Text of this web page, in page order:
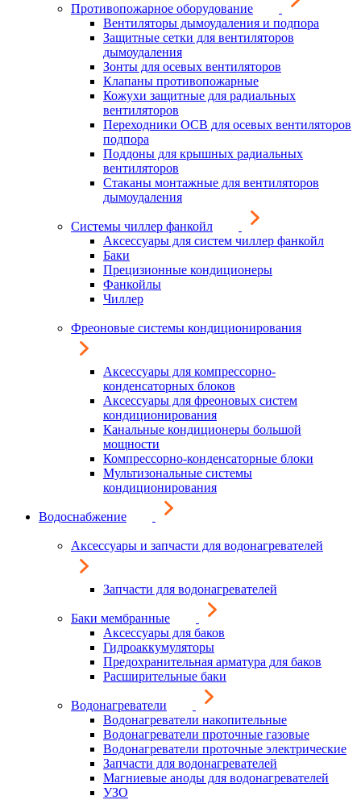
Противопожарное оборудование
Вентиляторы дымоудаления и подпора
Защитные сетки для вентиляторов
дымоудаления
Зонты для осевых вентиляторов
Клапаны противопожарные
Кожухи защитные для радиальных
вентиляторов
Переходники ОСВ для осевых вентиляторов
подпора
Поддоны для крышных радиальных
вентиляторов
Стаканы монтажные для вентиляторов
дымоудаления
Системы чиллер фанкойл
Аксессуары для систем чиллер фанкойл
Баки
Прецизионные кондиционеры
Фанкойлы
Чиллер
Фреоновые системы кондиционирования
Аксессуары для компрессорно-
конденсаторных блоков
Аксессуары для фреоновых систем
кондиционирования
Канальные кондиционеры большой
мощности
Компрессорно-конденсаторные блоки
Мультизональные системы
кондиционирования
Водоснабжение
Аксессуары и запчасти для водонагревателей
Запчасти для водонагревателей
Баки мембранные
Аксессуары для баков
Гидроаккумуляторы
Предохранительная арматура для баков
Расширительные баки
Водонагреватели
Водонагреватели накопительные
Водонагреватели проточные газовые
Водонагреватели проточные электрические
Запчасти для водонагревателей
Магниевые аноды для водонагревателей
УЗО